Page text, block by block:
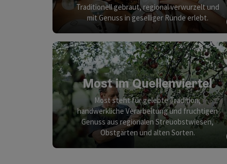
Traditionell gebraut, regional verwurzelt und
mit Genuss in geselliger Runde erlebt.
Most im Quellenviertel
Most steht für gelebte Tradition,
handwerkliche Verarbeitung und fruchtigen
Genuss aus regionalen Streuobstwiesen,
Obstgärten und alten Sorten.